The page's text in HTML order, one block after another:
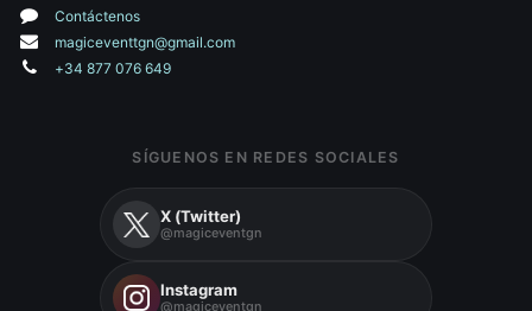
Contáctenos
magiceventtgn@gmail.com
+34 877 076 649
SÍGUENOS EN REDES SOCIALES
X (Twitter)
@magiceventgn
Instagram
@magiceventgn